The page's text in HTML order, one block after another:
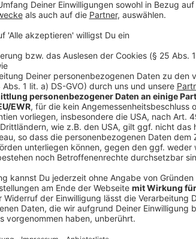
Für die Feuchtigkeit im Innenleben
könnte, ist es ratsam, neben
Sägespäne auszulegen. Denn: Die
Flüssigkeit absorbieren und so dafür
Anzeige
©picture alliance/dpa | Klaus-Dietmar
Anzeige
Kürbis-Lifehack 4: Vaseline im
Anzeige
Ein weiterer Hack, den Kürbis lange